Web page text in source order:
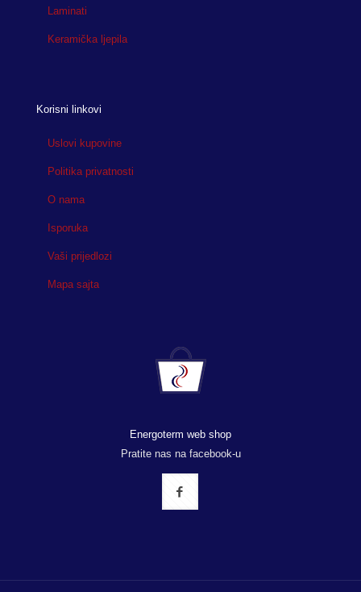
Laminati
Keramička ljepila
Korisni linkovi
Uslovi kupovine
Politika privatnosti
O nama
Isporuka
Vaši prijedlozi
Mapa sajta
Energoterm web shop
Pratite nas na facebook-u